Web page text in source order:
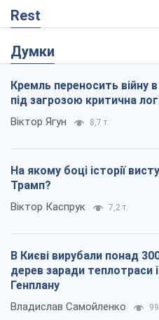
Rest
Думки
Кремль переносить війну
під загрозою критична
Віктор Ягун 8,7 т.
На якому боці історії
Трамп?
Віктор Каспрук 7,2 т.
В Києві вирубали понад
дерев заради теплотраси
Генплану
Владислав Самойленко